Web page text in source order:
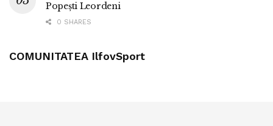
Popești Leordeni
0 SHARES
COMUNITATEA IlfovSport